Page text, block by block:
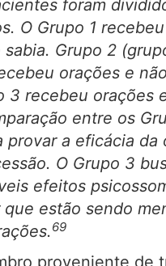
foram
O Grupo 1
sabia. Grupo 2
orações e
3 recebeu orações
entre os
provar a eficácia da
O Grupo 3
efeitos
que estão sendo
69
proveniente de